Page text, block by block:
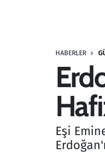
HABERLER
Eşi
Savunma Sanayi